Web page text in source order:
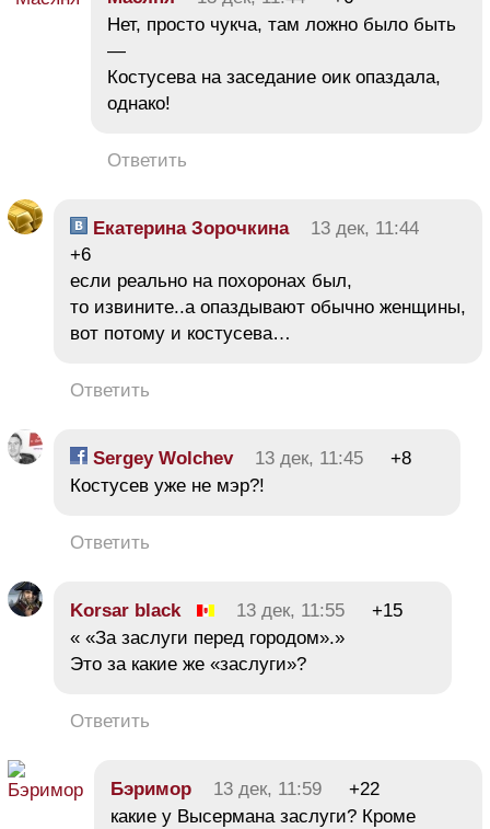
Нет, просто чукча, там ложно было быть
—
Костусева на заседание оик опаздала,
однако!
Ответить
Екатерина Зорочкина
13 дек, 11:44
+6
если реально на похоронах был,
то извините..а опаздывают обычно женщины,
вот потому и костусева…
Ответить
Sergey Wolchev 13 дек, 11:45
+8
Костусев уже не мэр?!
Ответить
Korsar black 13 дек, 11:55
+15
« «За заслуги перед городом».»
Это за какие же «заслуги»?
Ответить
Бэримор 13 дек, 11:59
+22
какие у Высермана заслуги? Кроме